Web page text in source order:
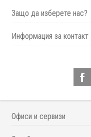
Защо да изберете нас?
Информация за контакт
Офиси и сервизи